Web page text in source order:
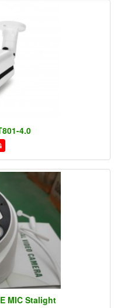
4.0
MIC Stalight